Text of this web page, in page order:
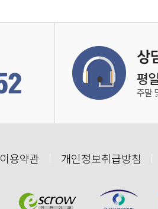
이용약관 개인정보취급방침